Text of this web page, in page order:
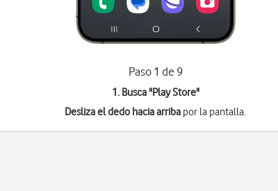
Paso 1 de 9
1. Busca "Play Store"
Desliza el dedo hacia arriba por la pantalla.